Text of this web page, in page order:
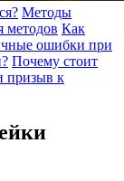
Методы
методов Как
ошибки при
Почему стоит
призыв к